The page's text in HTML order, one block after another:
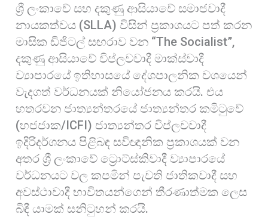
ශ්‍රී ලංකාවේ සහ දකුණු ආසියාවේ සමාජවාදී
නායකත්වය (SLLA) විසින් ප්‍රකාශයට පත් කරන
මාසික ඩිජිටල් සඟරාව වන “The Socialist”,
දකුණු ආසියාවේ විප්ලවවාදී මාක්ස්වාදී
ව්‍යාපාරයේ ඉතිහාසයේ දේශපාලනික වශයෙන්
වැදගත් වර්ධනයක් නියෝජනය කරයි. එය
හතරවන ජාත්‍යන්තරයේ ජාත්‍යන්තර කමිටුවේ
(හජජාක/ICFI) ජාත්‍යන්තර විප්ලවවාදී
ඉදිරිදර්ශනය පිළිබඳ සවිඥානික ප්‍රකාශයක් වන
අතර ශ්‍රී ලංකාවේ ට්‍රොට්ස්කිවාදී ව්‍යාපාරයේ
වර්ධනයට වල කපමින් පැවති ජාතිකවාදී සහ
අවස්ථාවාදී භාවිතයන්ගෙන් තීරණාත්මක ලෙස
බිඳී යාමක් සනිටුහන් කරයි.